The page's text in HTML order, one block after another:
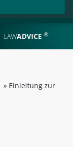
LAWADVICE ®
» Einleitung zur